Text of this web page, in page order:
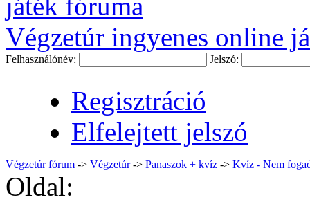
Végzetúr ingyenes online
Felhasználónév: Jelszó:
Regisztráció
Elfelejtett jelszó
Végzetúr fórum -> Végzetúr-> Panaszok + kvíz -> Kvíz - Nem
Oldal: